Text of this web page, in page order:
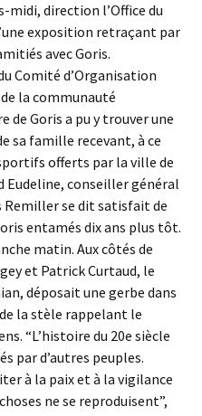
midi, direction l’Office du
exposition retraçant par
avec Goris.
Comité d’Organisation
la communauté
de Goris a pu y trouver une
sa famille recevant, à ce
offerts par la ville de
Eudeline, conseiller général
se dit satisfait de
entamés dix ans plus tôt.
matin. Aux côtés de
et Patrick Curtaud, le
déposait une gerbe dans
la stèle rappelant le
“L’histoire du 20e siècle
par d’autres peuples.
à la paix et à la vigilance
ne se reproduisent”,